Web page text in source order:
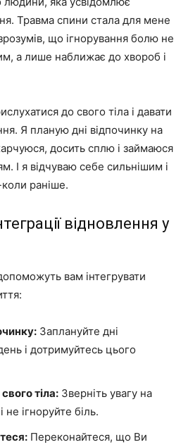
Травма спини стала для мене
що ігнорування болю не
а лише наближає до хвороб і
до свого тіла і давати
Я планую дні відпочинку на
досить сплю і займаюся
І я відчуваю себе сильнішим і
раніше.
відновлення у
вам інтегрувати
Заплануйте дні
і дотримуйтесь цього
тіла: Зверніть увагу на
не ігноруйте біль.
Переконайтеся, що Ви